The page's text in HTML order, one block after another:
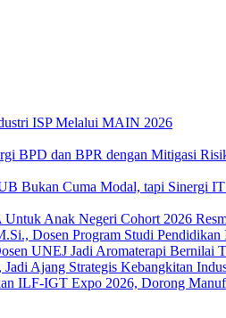
ISP Melalui MAIN 2026
BPD dan BPR dengan Mitigasi
Bukan Cuma Modal, tapi Sinergi
Untuk Anak Negeri Cohort 2026
UNEJ Jadi Aromaterapi Bernilai
ILF-IGT Expo 2026, Dorong